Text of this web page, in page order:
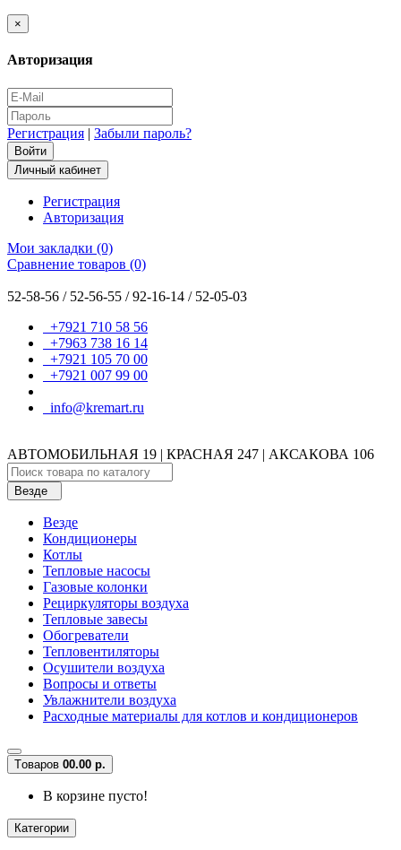
×
Авторизация
Регистрация | Забыли пароль?
Личный кабинет
Регистрация
Авторизация
Мои закладки (0)
Сравнение товаров (0)
52-58-56 / 52-56-55 / 92-16-14 / 52-05-03
+7921 710 58 56
+7963 738 16 14
+7921 105 70 00
+7921 007 99 00
info@kremart.ru
АВТОМОБИЛЬНАЯ 19 | КРАСНАЯ 247 | АКСАКОВА 106
Везде
Везде
Кондиционеры
Котлы
Тепловые насосы
Газовые колонки
Рециркуляторы воздуха
Тепловые завесы
Обогреватели
Тепловентиляторы
Осушители воздуха
Вопросы и ответы
Увлажнители воздуха
Расходные материалы для котлов и кондиционеров
Tоваров 00.00 р.
В корзине пусто!
Категории